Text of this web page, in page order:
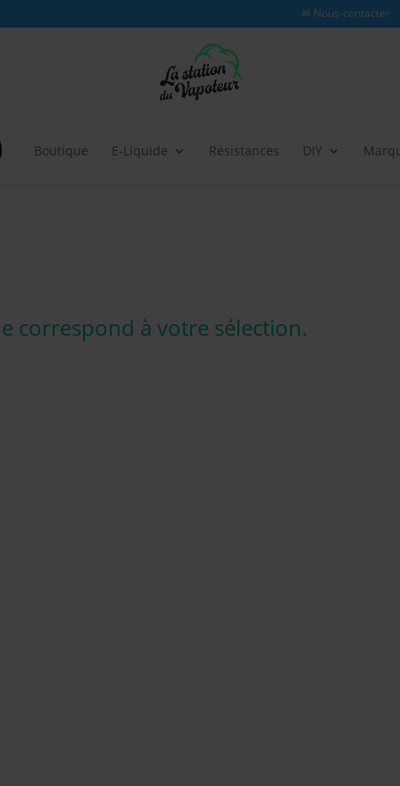
✉ Nous-contacter
Boutique E-Liquide Résistances DIY
correspond à votre sélection.